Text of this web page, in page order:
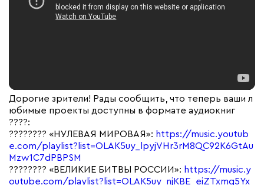
Дорогие зрители! Рады сообщить, что теперь ваши л
юбимые проекты доступны в формате аудиокниг
????:
???????? «НУЛЕВАЯ МИРОВАЯ»: https://music.youtub
e.com/playlist?list=OLAK5uy_lpyjVHr3rM8QC92K6GtAu
Mzw1C7dPBPSM
???????? «ВЕЛИКИЕ БИТВЫ РОССИИ»: https://music.y
outube.com/playlist?list=OLAK5uy_njKBE_eiZTxmq5Yx